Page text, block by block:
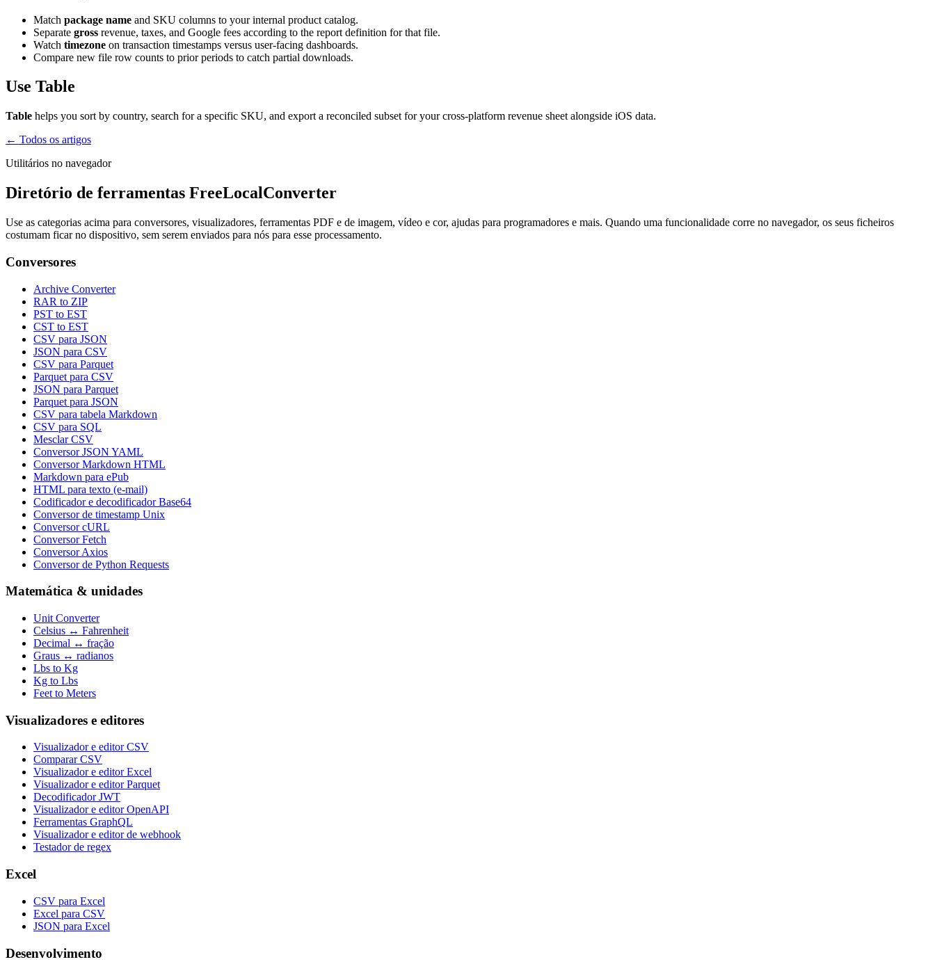
Match package name and SKU columns to your internal product catalog.
Separate gross revenue, taxes, and Google fees according to the report definition for that file.
Watch timezone on transaction timestamps versus user-facing dashboards.
Compare new file row counts to prior periods to catch partial downloads.
Use Table
Table helps you sort by country, search for a specific SKU, and export a reconciled subset for your cross-platform revenue sheet alongside iOS data.
← Todos os artigos
Utilitários no navegador
Diretório de ferramentas FreeLocalConverter
Use as categorias acima para conversores, visualizadores, ferramentas PDF e de imagem, vídeo e cor, ajudas para programadores e mais. Quando uma funcionalidade corre no navegador, os seus ficheiros
costumam ficar no dispositivo, sem serem enviados para nós para esse processamento.
Conversores
Archive Converter
RAR to ZIP
PST to EST
CST to EST
CSV para JSON
JSON para CSV
CSV para Parquet
Parquet para CSV
JSON para Parquet
Parquet para JSON
CSV para tabela Markdown
CSV para SQL
Mesclar CSV
Conversor JSON YAML
Conversor Markdown HTML
Markdown para ePub
HTML para texto (e-mail)
Codificador e decodificador Base64
Conversor de timestamp Unix
Conversor cURL
Conversor Fetch
Conversor Axios
Conversor de Python Requests
Matemática & unidades
Unit Converter
Celsius ↔ Fahrenheit
Decimal ↔ fração
Graus ↔ radianos
Lbs to Kg
Kg to Lbs
Feet to Meters
Visualizadores e editores
Visualizador e editor CSV
Comparar CSV
Visualizador e editor Excel
Visualizador e editor Parquet
Decodificador JWT
Visualizador e editor OpenAPI
Ferramentas GraphQL
Visualizador e editor de webhook
Testador de regex
Excel
CSV para Excel
Excel para CSV
JSON para Excel
Desenvolvimento